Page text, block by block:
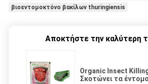
βιοεντομοκτόνο βακίλων thuringiensis
Αποκτήστε την καλύτερη
Organic Insect
Σκοτώνει τα